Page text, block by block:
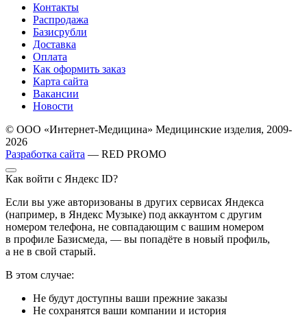
Контакты
Распродажа
Базисрубли
Доставка
Оплата
Как оформить заказ
Карта сайта
Вакансии
Новости
© ООО «Интернет-Медицина» Медицинские изделия, 2009-
2026
Разработка сайта — RED PROMO
Как войти с Яндекс ID?
Если вы уже авторизованы в других сервисах Яндекса
(например, в Яндекс Музыке) под аккаунтом с другим
номером телефона, не совпадающим с вашим номером
в профиле Базисмеда, — вы попадёте в новый профиль,
а не в свой старый.
В этом случае:
Не будут доступны ваши прежние заказы
Не сохранятся ваши компании и история